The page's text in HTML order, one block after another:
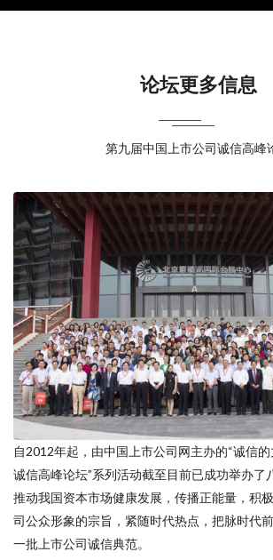
论坛更多信息
第九届中国上市公司诚信高峰
自2012年起，由中国上市公司网主办的“诚信的
诚信高峰论坛”系列活动截至目前已成功举办了
推动我国资本市场健康发展，传播正能量，积
司公众形象的宗旨，紧随时代热点，把脉时代
一批上市公司诚信典范。